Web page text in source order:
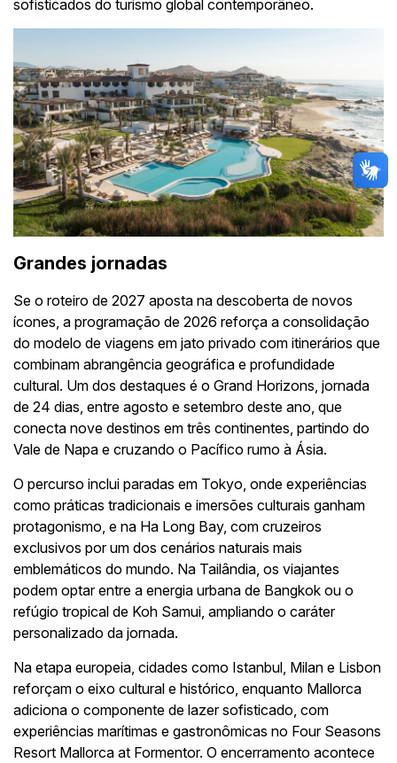
sofisticados do turismo global contemporâneo.
Grandes jornadas
Se o roteiro de 2027 aposta na descoberta de novos
ícones, a programação de 2026 reforça a consolidação
do modelo de viagens em jato privado com itinerários que
combinam abrangência geográfica e profundidade
cultural. Um dos destaques é o Grand Horizons, jornada
de 24 dias, entre agosto e setembro deste ano, que
conecta nove destinos em três continentes, partindo do
Vale de Napa e cruzando o Pacífico rumo à Ásia.
O percurso inclui paradas em Tokyo, onde experiências
como práticas tradicionais e imersões culturais ganham
protagonismo, e na Ha Long Bay, com cruzeiros
exclusivos por um dos cenários naturais mais
emblemáticos do mundo. Na Tailândia, os viajantes
podem optar entre a energia urbana de Bangkok ou o
refúgio tropical de Koh Samui, ampliando o caráter
personalizado da jornada.
Na etapa europeia, cidades como Istanbul, Milan e Lisbon
reforçam o eixo cultural e histórico, enquanto Mallorca
adiciona o componente de lazer sofisticado, com
experiências marítimas e gastronômicas no Four Seasons
Resort Mallorca at Formentor. O encerramento acontece